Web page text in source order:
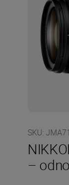
SKU:
–